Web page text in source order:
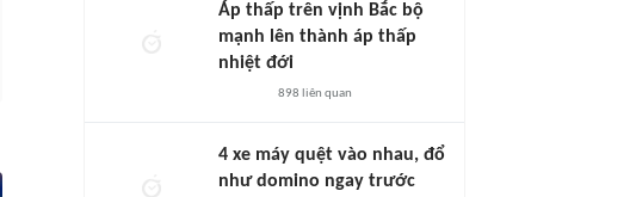
Áp thấp trên vịnh Bắc bộ
mạnh lên thành áp thấp
nhiệt đới
898 liên quan
4 xe máy quệt vào nhau, đổ
như domino ngay trước